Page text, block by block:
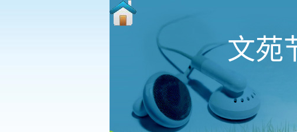
文苑